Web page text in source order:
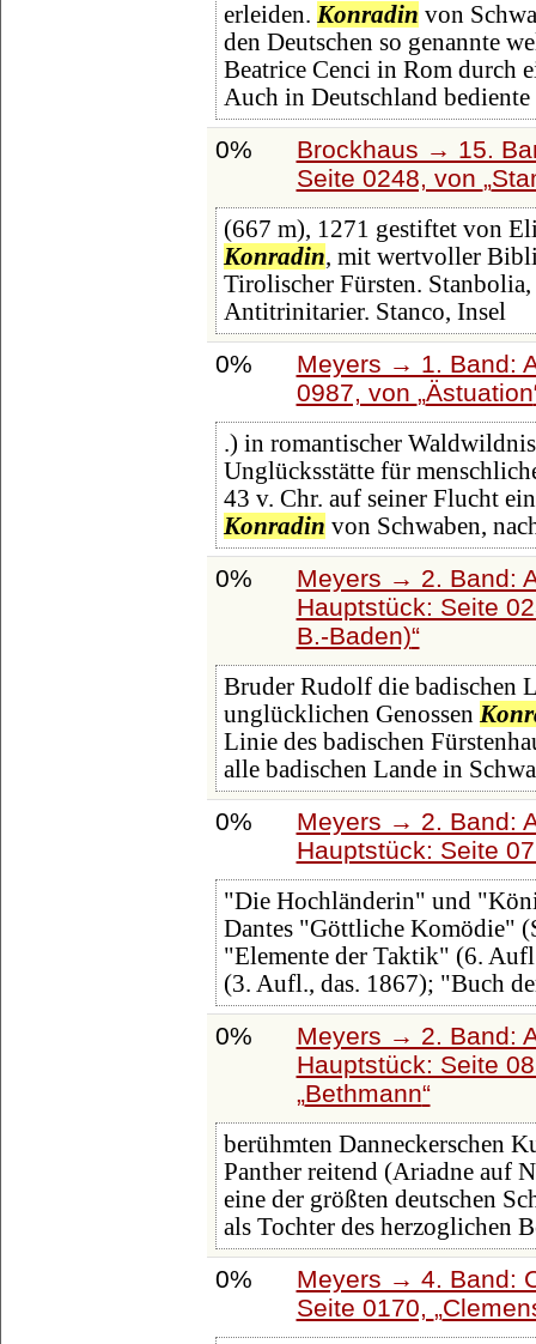
erleiden. Konradin von
den Deutschen so genannte
Beatrice Cenci in Rom durch
Auch in Deutschland bediente
0%
Brockhaus → 15.
Seite 0248, von
(667 m), 1271 gestiftet von
Konradin, mit wertvoller
Tirolischer Fürsten. Stanbolia,
Antitrinitarier. Stanco, Insel
0%
Meyers → 1. Band:
0987, von Ästuation
.) in romantischer
Unglücksstätte für
43 v. Chr. auf seiner Flucht
Konradin von Schwaben,
0%
Meyers → 2. Band:
Hauptstück: Seite
B.-Baden)
Bruder Rudolf die badischen
unglücklichen Genossen
Linie des badischen
alle badischen Lande in
0%
Meyers → 2. Band:
Hauptstück: Seite
"Die Hochländerin" und
Dantes "Göttliche Komödie"
"Elemente der Taktik" (6.
(3. Aufl., das. 1867); "Buch
0%
Meyers → 2. Band:
Hauptstück: Seite
Bethmann
berühmten Danneckerschen
Panther reitend (Ariadne auf
eine der größten deutschen
als Tochter des herzoglichen
0%
Meyers → 4. Band:
Seite 0170,